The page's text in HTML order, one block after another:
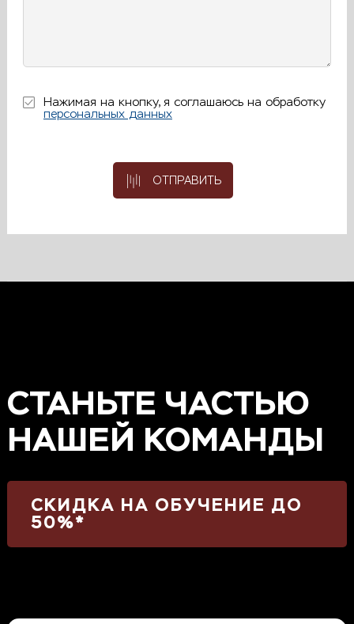
Нажимая на кнопку, я соглашаюсь на обработку
персональных данных
ОТПРАВИТЬ
СТАНЬТЕ ЧАСТЬЮ
НАШЕЙ КОМАНДЫ
СКИДКА НА ОБУЧЕНИЕ ДО
50%*